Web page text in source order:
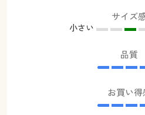
サイズ
小さい
品質
お買い得